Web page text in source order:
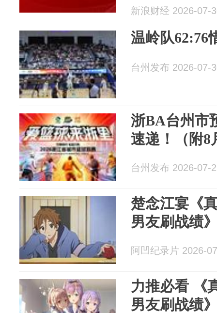
新浪财经 2026-07-
温岭队62:76
台州发布 2026-07-
浙BA台州市
速递！（附8
台州发布 2026-07-
楚念江宴《
男友刷战绩
阿凹纪录片 2026-
力推必看 《
男友刷战绩